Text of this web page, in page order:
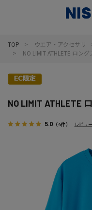
TOP ウエア・アクセサリ
NO LIMIT ATHLETE ロン
NO LIMIT ATHLETE
5.0 （4件） レビュ